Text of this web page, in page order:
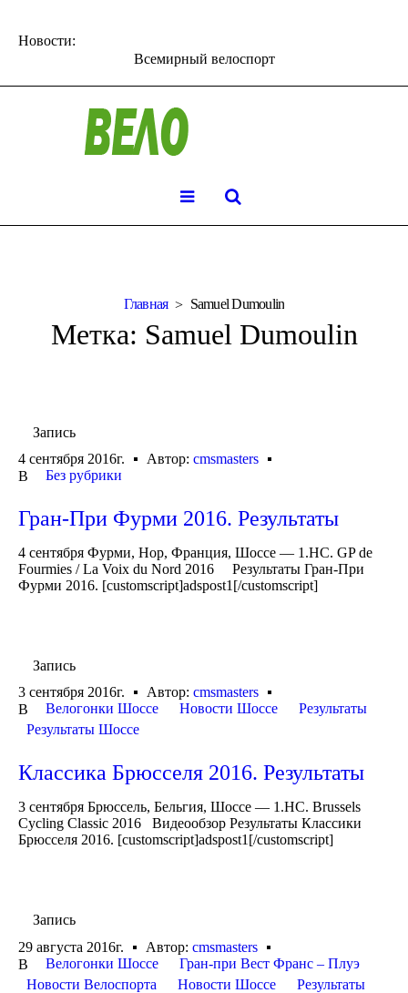
Новости:
Всемирный велоспорт
Главная Samuel Dumoulin
Метка: Samuel Dumoulin
Запись
4 сентября 2016г.
Автор: cmsmasters
В
Без рубрики
Гран-При Фурми 2016. Результаты
4 сентября Фурми, Нор, Франция, Шоссе — 1.HC. GP de
Fourmies / La Voix du Nord 2016 Результаты Гран-При
Фурми 2016. [customscript]adspost1[/customscript]
Запись
3 сентября 2016г.
Автор: cmsmasters
В
Велогонки Шоссе Новости Шоссе
Результаты
Результаты Шоссе
Классика Брюсселя 2016. Результаты
3 сентября Брюссель, Бельгия, Шоссе — 1.HC. Brussels
Cycling Classic 2016 Видеообзор Результаты Классики
Брюсселя 2016. [customscript]adspost1[/customscript]
Запись
29 августа 2016г.
Автор: cmsmasters
В
Велогонки Шоссе
Гран-при Вест Франс – Плуэ
Новости Велоспорта
Новости Шоссе
Результаты